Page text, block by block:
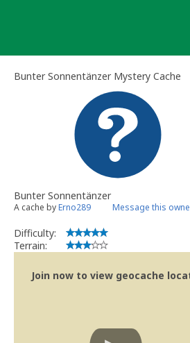
Bunter Sonnentänzer Mystery Cache
Bunter Sonnentänzer
A cache byErno289 Message this
Difficulty:
Terrain:
Join now to view geocache